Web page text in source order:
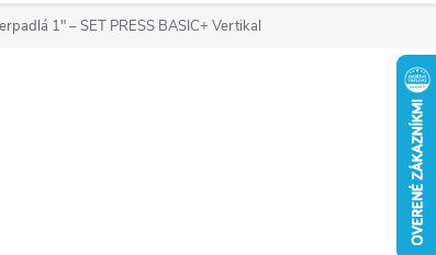
1″ – SET PRESS BASIC+ Vertikal